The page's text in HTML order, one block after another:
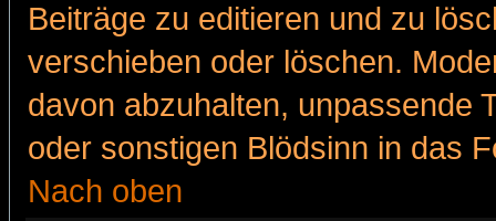
Beiträge zu editieren und zu
verschieben oder löschen.
davon abzuhalten, unpassende
oder sonstigen Blödsinn in das
Nach oben